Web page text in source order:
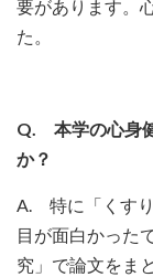
要があります。
た。
Q. 本学の心身
か？
A. 特に「くす
目が面白かった
究」で論文をま